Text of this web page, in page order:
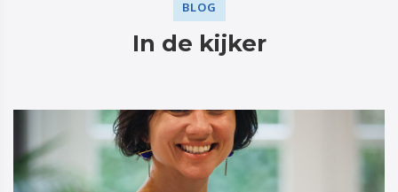
BLOG
In de kijker